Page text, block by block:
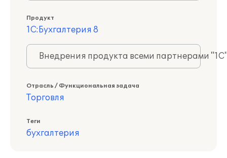
Продукт
1С:Бухгалтерия 8
Внедрения продукта всеми партнерами
Отрасль / Функциональная задача
Торговля
Теги
бухгалтерия